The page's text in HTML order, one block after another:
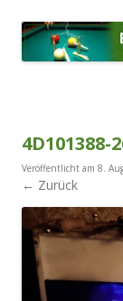
4D101388-
Veröffentlicht am 8.
← Zurück